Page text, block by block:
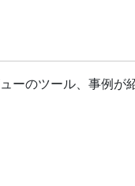
ーのツール、事例が